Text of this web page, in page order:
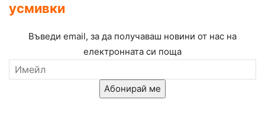
усмивки
Въведи email, за да получаваш новини от нас на
електронната си поща
Абонирай ме